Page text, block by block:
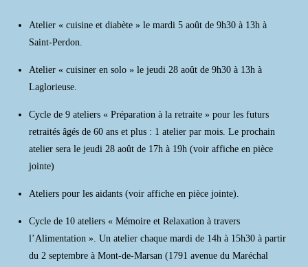
Atelier « cuisine et diabète » le mardi 5 août de 9h30 à 13h à
Saint-Perdon.
Atelier « cuisiner en solo » le jeudi 28 août de 9h30 à 13h à
Laglorieuse.
Cycle de 9 ateliers « Préparation à la retraite » pour les futurs
retraités âgés de 60 ans et plus : 1 atelier par mois. Le prochain
atelier sera le jeudi 28 août de 17h à 19h (voir affiche en pièce
jointe)
Ateliers pour les aidants (voir affiche en pièce jointe).
Cycle de 10 ateliers « Mémoire et Relaxation à travers
l’Alimentation ». Un atelier chaque mardi de 14h à 15h30 à partir
du 2 septembre à Mont-de-Marsan (1791 avenue du Maréchal